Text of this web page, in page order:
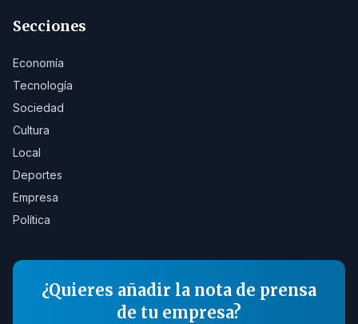
Secciones
Economía
Tecnología
Sociedad
Cultura
Local
Deportes
Empresa
Política
¿Quieres añadir la nota de prensa
de tu empresa?